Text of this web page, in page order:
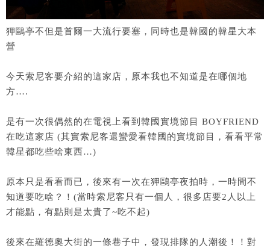
狎鷗亭不但是首爾一大流行要塞，同時也是韓國的韓星大本
營
今天索尼客要介紹的這家店，原本我也不知道是在哪個地
方….
是有一次很偶然的在電視上看到韓國實境節目 BOYFRIEND
在吃這家店 (其實索尼客還蠻愛看韓國的實境節目，看看平常
韓星都吃些啥東西…)
原本只是看看而已，後來有一次在狎鷗亭夜拍時，一時間不
知道要吃啥？！(當時索尼客只有一個人，很多店要2人以上
才能點，有點則是太貴了~吃不起)
後來在羅德奧大街的一條巷子中，發現排隊的人潮後！！對